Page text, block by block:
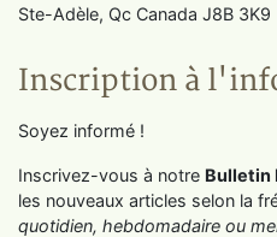
Ste-Adèle, Qc Canada J8B 3K9
Inscription à
Soyez informé !
Inscrivez-vous à notre Bulletin
les nouveaux articles selon la
quotidien, hebdomadaire ou